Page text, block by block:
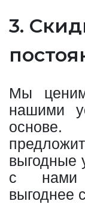
3.
Мы ценим
нашими
выгодные
с нами
выгоднее